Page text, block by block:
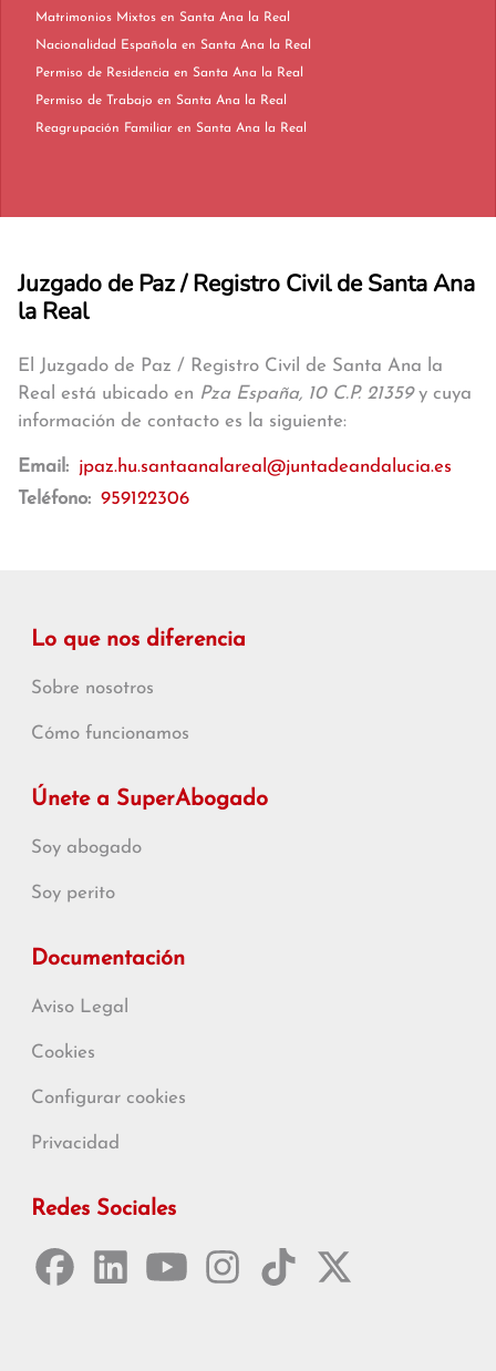
Matrimonios Mixtos en Santa Ana la Real
Nacionalidad Española en Santa Ana la Real
Permiso de Residencia en Santa Ana la Real
Permiso de Trabajo en Santa Ana la Real
Reagrupación Familiar en Santa Ana la Real
Juzgado de Paz / Registro Civil de Santa Ana
la Real
El Juzgado de Paz / Registro Civil de Santa Ana la
Real está ubicado en Pza España, 10 C.P. 21359y cuya
información de contacto es la siguiente:
Email: jpaz.hu.santaanalareal@juntadeandalucia.es
Teléfono: 959122306
Lo que nos diferencia
Sobre nosotros
Cómo funcionamos
Únete a SuperAbogado
Soy abogado
Soy perito
Documentación
Aviso Legal
Cookies
Configurar cookies
Privacidad
Redes Sociales